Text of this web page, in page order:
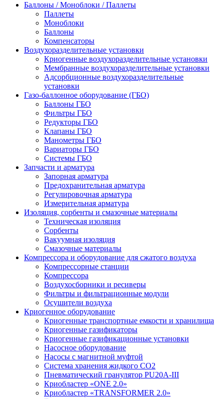
Баллоны / Моноблоки / Паллеты
Паллеты
Моноблоки
Баллоны
Компенсаторы
Воздухоразделительные установки
Криогенные воздухоразделительные установки
Мембранные воздухоразделительные установки
Адсорбционные воздухоразделительные
установки
Газо-баллонное оборудование (ГБО)
Баллоны ГБО
Фильтры ГБО
Редукторы ГБО
Клапаны ГБО
Манометры ГБО
Вариаторы ГБО
Системы ГБО
Запчасти и арматура
Запорная арматура
Предохранительная арматура
Регулировочная арматура
Измерительная арматура
Изоляция, сорбенты и смазочные материалы
Техническая изоляция
Сорбенты
Вакуумная изоляция
Смазочные материалы
Компрессора и оборудование для сжатого воздуха
Компрессорные станции
Компрессора
Воздухосборники и ресиверы
Фильтры и фильтрационные модули
Осушители воздуха
Криогенное оборудование
Криогенные транспортные емкости и хранилища
Криогенные газификаторы
Криогенные газификационные установки
Насосное оборудование
Насосы с магнитной муфтой
Система хранения жидкого CO2
Пневматический гранулятор PU20A-III
Криобластер «ONE 2.0»
Криобластер «TRANSFORMER 2.0»